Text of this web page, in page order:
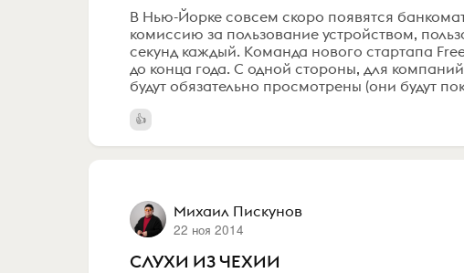
В Нью-Йорке совсем скоро появятся
комиссию за пользование устройством,
секунд каждый. Команда нового стартапа
до конца года. С одной стороны, для
будут обязательно просмотрены (они будут
Михаил Пискунов
22 ноя 2014
СЛУХИ ИЗ ЧЕХИИ